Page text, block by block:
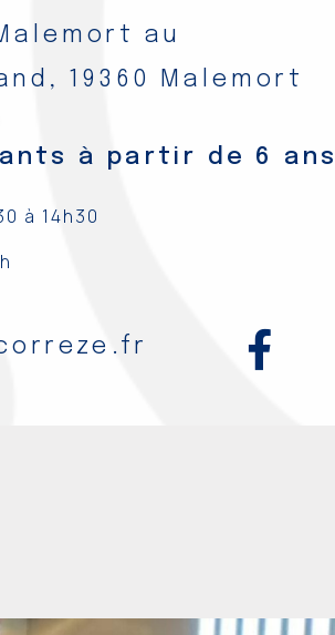
au
19360 Malemort
à partir de 6 ans
à 14h30